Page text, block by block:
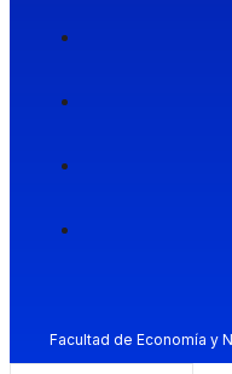
Facultad de Economía y